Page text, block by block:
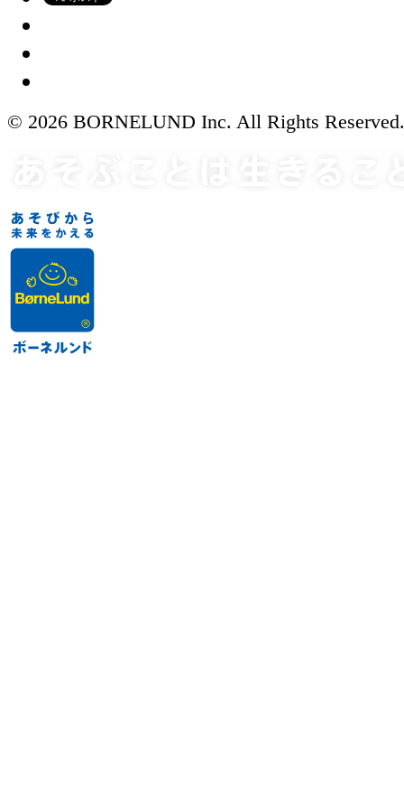
© 2026 BORNELUND Inc. All Rights Reserved.